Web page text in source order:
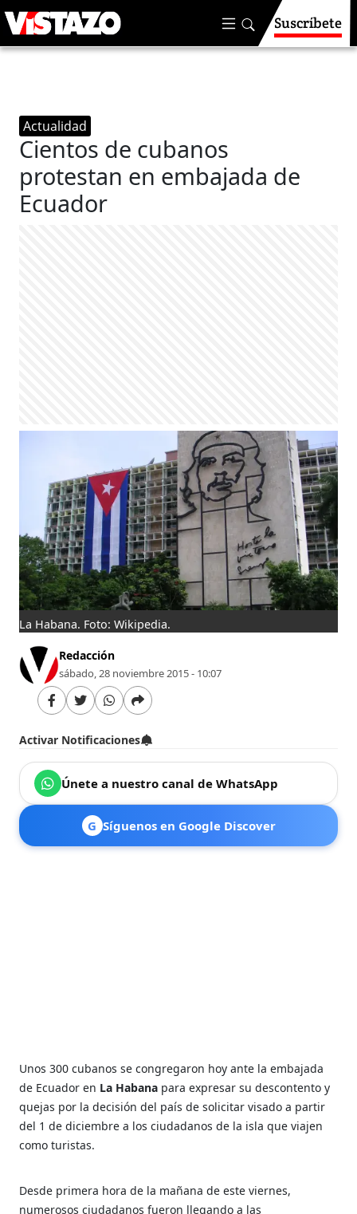
Suscríbete
Actualidad
Cientos de cubanos
protestan en embajada de
Ecuador
La Habana. Foto: Wikipedia.
Redacción
sábado, 28 noviembre 2015 - 10:07
Activar Notificaciones
Únete a nuestro canal de WhatsApp
G Síguenos en Google Discover
Unos 300 cubanos se congregaron hoy ante la embajada
de Ecuador en La Habana para expresar su descontento y
quejas por la decisión del país de solicitar visado a partir
del 1 de diciembre a los ciudadanos de la isla que viajen
como turistas.
Desde primera hora de la mañana de este viernes,
numerosos ciudadanos fueron llegando a las